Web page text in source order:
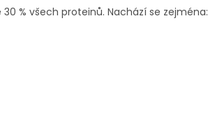
% všech proteinů. Nachází se zejména: